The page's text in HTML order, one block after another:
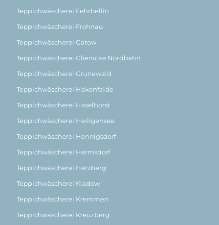
Teppichwäscherei Fehrbellin
Teppichwäscherei Frohnau
Teppichwäscherei Gatow
Teppichwäscherei Glienicke Nordbahn
Teppichwäscherei Grunewald
Teppichwäscherei Hakenfelde
Teppichwäscherei Haselhorst
Teppichwäscherei Heiligensee
Teppichwäscherei Hennigsdorf
Teppichwäscherei Hermsdorf
Teppichwäscherei Herzberg
Teppichwäscherei Kladow
Teppichwäscherei Kremmen
Teppichwäscherei Kreuzberg